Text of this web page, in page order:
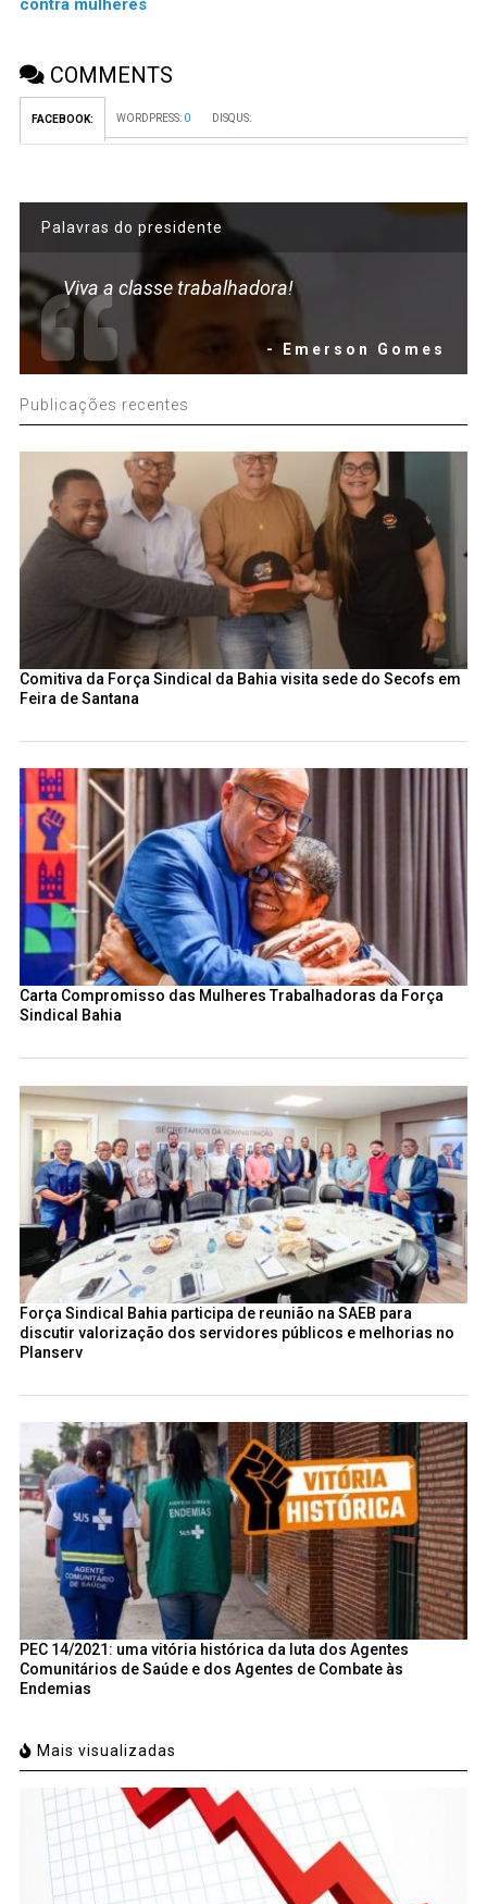
contra mulheres
COMMENTS
FACEBOOK: WORDPRESS: 0 DISQUS:
Palavras do presidente
Viva a classe trabalhadora!
- Emerson Gomes
Publicações recentes
Comitiva da Força Sindical da Bahia visita sede do Secofs em
Feira de Santana
Carta Compromisso das Mulheres Trabalhadoras da Força
Sindical Bahia
Força Sindical Bahia participa de reunião na SAEB para
discutir valorização dos servidores públicos e melhorias no
Planserv
PEC 14/2021: uma vitória histórica da luta dos Agentes
Comunitários de Saúde e dos Agentes de Combate às
Endemias
Mais visualizadas